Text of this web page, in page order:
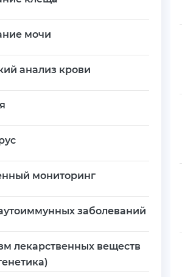
мочи
анализ крови
мониторинг
заболеваний
лекарственных веществ